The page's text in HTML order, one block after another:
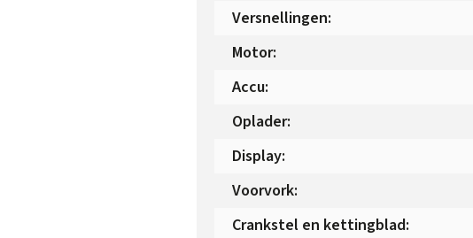
Versnellingen:
Motor:
Accu:
Oplader:
Display:
Voorvork:
Crankstel en kettingblad: